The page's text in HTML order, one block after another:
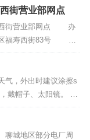
雏形已现，办公楼已
构车间主体框架、球
的“中央厨房”指日可
街营业部网点
街营业部网点 办
区福寿西街83号 注
区福寿西街83号 工
接投资业务、证券
证券登记结算公司乙
，外出时建议涂擦s
游玩别有一番情
得出门要携带雨具。
晾晒。赶紧把久未
城地区部分电厂周